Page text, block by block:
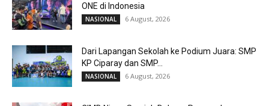
ONE di Indonesia
NASIONAL 6 August, 2026
Dari Lapangan Sekolah ke Podium Juara: SMP
KP Ciparay dan SMP...
NASIONAL 6 August, 2026